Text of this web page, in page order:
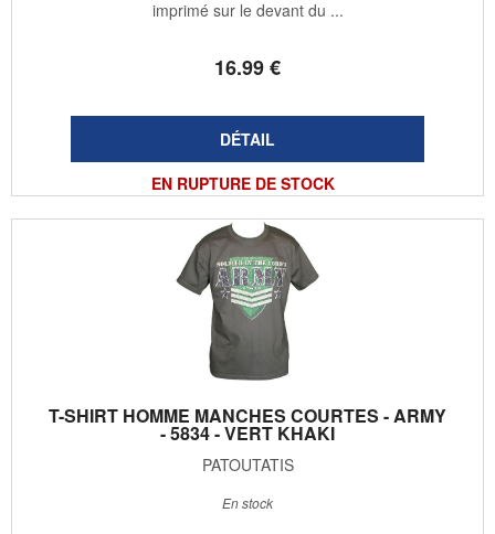
16.99€
EN RUPTURE DE STOCK
imprimé sur le devant du ...
T-SHIRT HOMME MANCHES COURTES - ARMY
- 5834 - VERT KHAKI
PATOUTATIS
En stock